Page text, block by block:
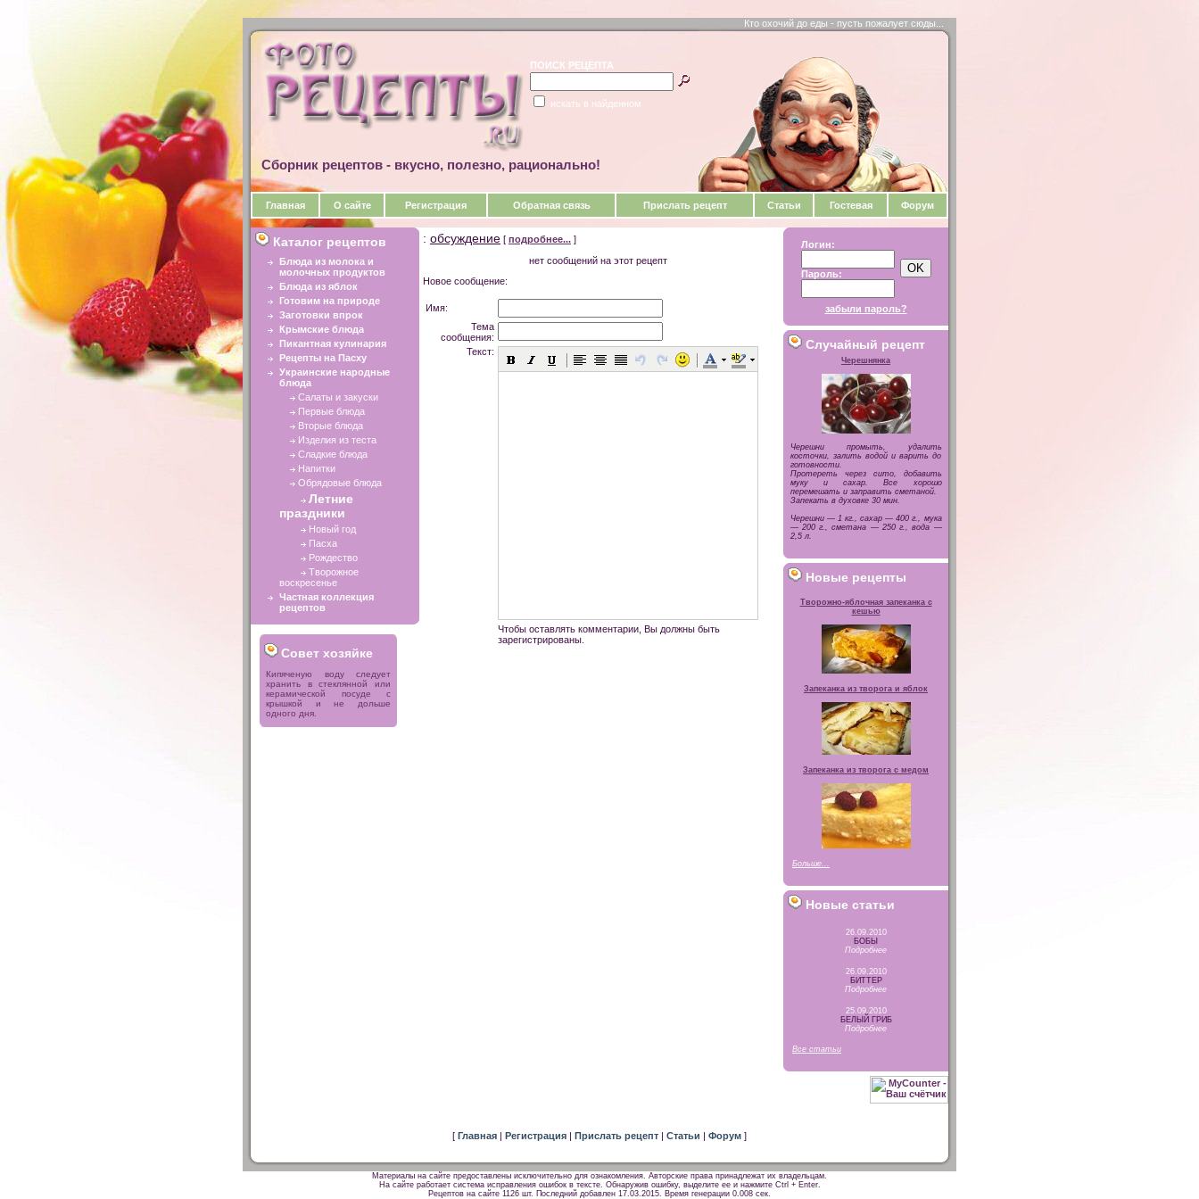
ПОИСК РЕЦЕПТА
искать в найденном
Сборник рецептов - вкусно, полезно, рационально!
Кто охочий до еды - пусть пожалует сюды...
Главная О сайте Регистрация Обратная связь Прислать рецепт Статьи Гостевая Форум
Каталог рецептов
Блюда из молока и
молочных продуктов
Блюда из яблок
Готовим на природе
Заготовки впрок
Крымские блюда
Пикантная кулинария
Рецепты на Пасху
Украинские народные
блюда
Салаты и закуски
Первые блюда
Вторые блюда
Изделия из теста
Сладкие блюда
Напитки
Обрядовые блюда
Летние
праздники
Новый год
Пасха
Рождество
Творожное
воскресенье
Частная коллекция
рецептов
Совет хозяйке
Кипяченую воду следует
хранить в стеклянной или
керамической посуде с
крышкой и не дольше
одного дня.
: обсуждение [ подробнее... ]
нет сообщений на этот рецепт
Новое сообщение:
Имя:
Тема
сообщения:
Текст:
Чтобы оставлять комментарии, Вы должны быть
зарегистрированы.
Логин:
Пароль:
забыли пароль?
Случайный рецепт
Черешнянка
Черешни промыть, удалить
косточки, залить водой и варить до
готовности.
Протереть через сито, добавить
муку и сахар. Все хорошо
перемешать и заправить сметаной.
Запекать в духовке 30 мин.
Черешни — 1 кг., сахар — 400 г., мука
— 200 г., сметана — 250 г., вода —
2,5 л.
Новые рецепты
Творожно-яблочная запеканка с
кешью
Запеканка из творога и яблок
Запеканка из творога с медом
Больше...
Новые статьи
26.09.2010
БОБЫ
Подробнее
26.09.2010
БИТТЕР
Подробнее
25.09.2010
БЕЛЫЙ ГРИБ
Подробнее
Все статьи
[ Главная | Регистрация | Прислать рецепт | Статьи | Форум ]
Материалы на сайте предоставлены исключительно для ознакомления. Авторские права принадлежат их владельцам.
На сайте работает система исправления ошибок в тексте. Обнаружив ошибку, выделите ее и нажмите Ctrl + Enter.
Рецептов на сайте 1126 шт. Последний добавлен 17.03.2015. Время генерации 0.008 сек.